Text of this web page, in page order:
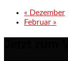
« Dezember
Februar »